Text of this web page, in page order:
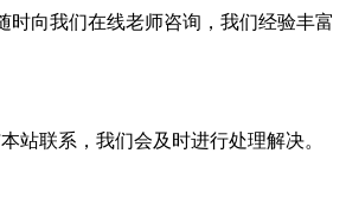
时向我们在线老师咨询，我们经验丰富
站联系，我们会及时进行处理解决。